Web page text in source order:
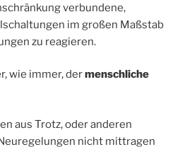
verbundene,
im großen Maßstab
zu reagieren.
wie immer, dermenschliche
aus Trotz, oder anderen
nicht mittragen